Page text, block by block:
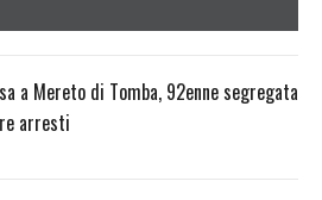
a Mereto di Tomba, 92enne segregata
arresti